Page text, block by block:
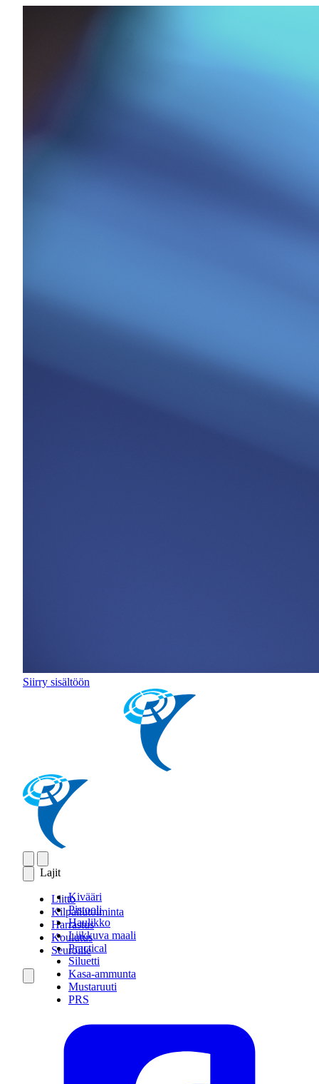
Siirry sisältöön
Lajit
Kivääri
Pistooli
Haulikko
Liikkuva maali
Practical
Siluetti
Kasa-ammunta
Mustaruuti
PRS
Liitto
Kilpailutoiminta
Harrastus
Koulutus
Seuroille